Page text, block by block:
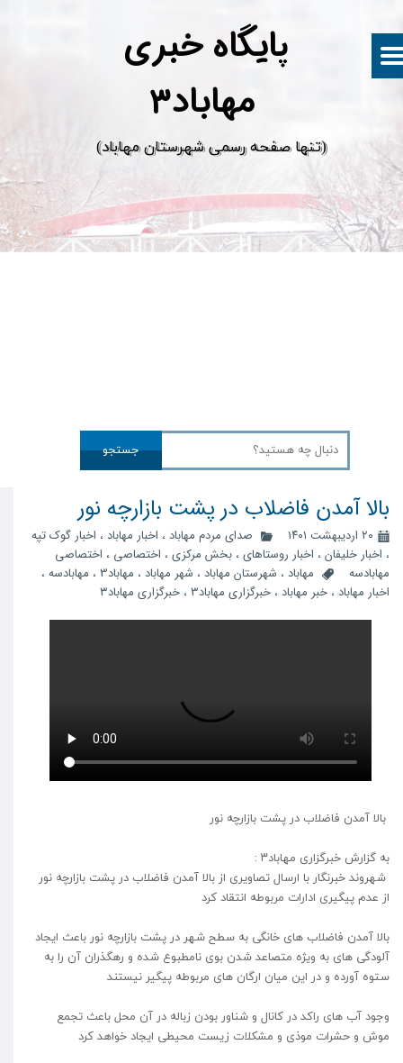
پایگاه خبری
​(تنها صفحه رسمی شهرستان مهاباد)
جستجو
بالا آمدن فاضلاب در پشت بازارچه نور
۲۰ اردیبهشت ۱۴۰۱ صدای مردم مهاباد ، اخبار مهاباد ، اخبار گوک تپه
، اخبار خلیفان ، اخبار روستاهای ، بخش مرکزی ، اختصاصی ، اختصاصی
مهابادسه
مهاباد ، شهرستان مهاباد ، شهر مهاباد ، مهاباد3 ، مهابادسه ،
اخبار مهاباد ، خبر مهاباد ، خبرگزاری مهاباد3 ، خبرگزاری مهاباد۳
بالا آمدن فاضلاب در پشت بازارچه نور
به گزارش خبرگزاری مهاباد۳ :
شهروند خبرنگار با ارسال تصاویری از بالا آمدن فاضلاب در پشت بازارچه نور
از عدم پیگیری ادارات مربوطه انتقاد کرد
بالا آمدن فاضلاب های خانگی به سطح شهر در پشت بازارچه نور باعث ایجاد
آلودگی های به ویژه متصاعد شدن بوی نامطبوع شده و رهگذران آن را به
ستوه آورده و در این میان ارگان های مربوطه پیگیر نیستند
وجود آب های راكد در كانال و شناور بودن زباله در آن محل باعث تجمع
موش و حشرات موذی و مشكلات زیست محیطی ایجاد خواهد کرد